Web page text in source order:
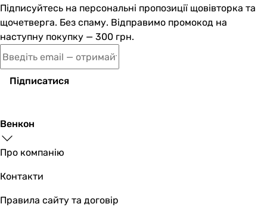
Підписуйтесь на персональні пропозиції щовівторка та
щочетверга. Без спаму. Відправимо промокод на
наступну покупку — 300 грн.
Підписатися
Венкон
Про компанію
Контакти
Правила сайту та договір